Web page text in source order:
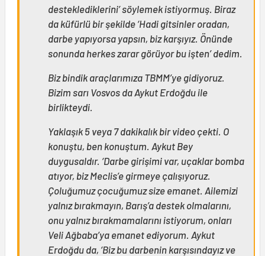
desteklediklerini’ söylemek istiyormuş. Biraz
da küfürlü bir şekilde ‘Hadi gitsinler oradan,
darbe yapıyorsa yapsın, biz karşıyız. Önünde
sonunda herkes zarar görüyor bu işten’ dedim.
Biz bindik araçlarımıza TBMM’ye gidiyoruz.
Bizim sarı Vosvos da Aykut Erdoğdu ile
birlikteydi.
Yaklaşık 5 veya 7 dakikalık bir video çekti. O
konuştu, ben konuştum. Aykut Bey
duygusaldır. ‘Darbe girişimi var, uçaklar bomba
atıyor, biz Meclis’e girmeye çalışıyoruz.
Çoluğumuz çocuğumuz size emanet. Ailemizi
yalnız bırakmayın, Barış’a destek olmalarını,
onu yalnız bırakmamalarını istiyorum, onları
Veli Ağbaba’ya emanet ediyorum. Aykut
Erdoğdu da, ‘Biz bu darbenin karşısındayız ve